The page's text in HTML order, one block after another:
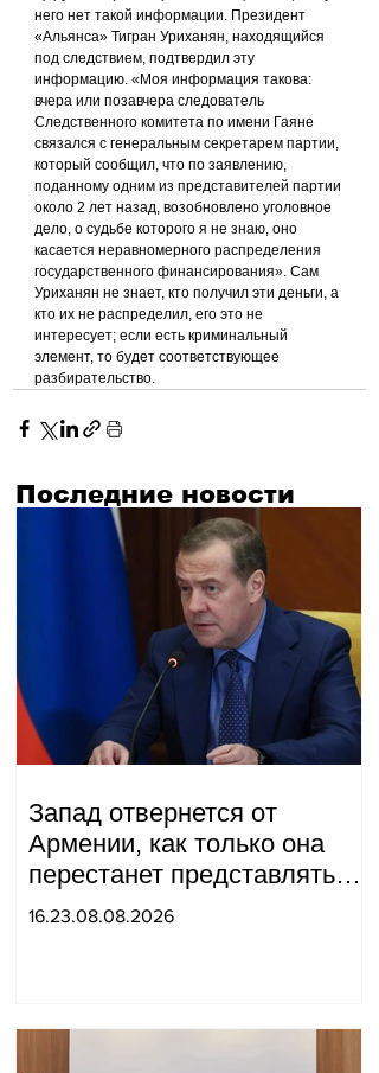
него нет такой информации. Президент
«Альянса» Тигран Уриханян, находящийся
под следствием, подтвердил эту
информацию. «Моя информация такова:
вчера или позавчера следователь
Следственного комитета по имени Гаяне
связался с генеральным секретарем партии,
который сообщил, что по заявлению,
поданному одним из представителей партии
около 2 лет назад, возобновлено уголовное
дело, о судьбе которого я не знаю, оно
касается неравномерного распределения
государственного финансирования». Сам
Уриханян не знает, кто получил эти деньги, а
кто их не распределил, его это не
интересует; если есть криминальный
элемент, то будет соответствующее
разбирательство.
Последние новости
Запад отвернется от
Армении, как только она
перестанет представлять
для него интерес как
16.23.08.08.2026